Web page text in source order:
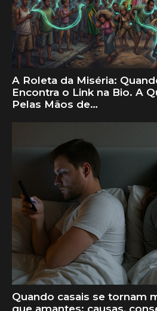
A Roleta da Miséria:
Encontra o Link na Bio. A
Pelas Mãos de…
Quando casais se tornam